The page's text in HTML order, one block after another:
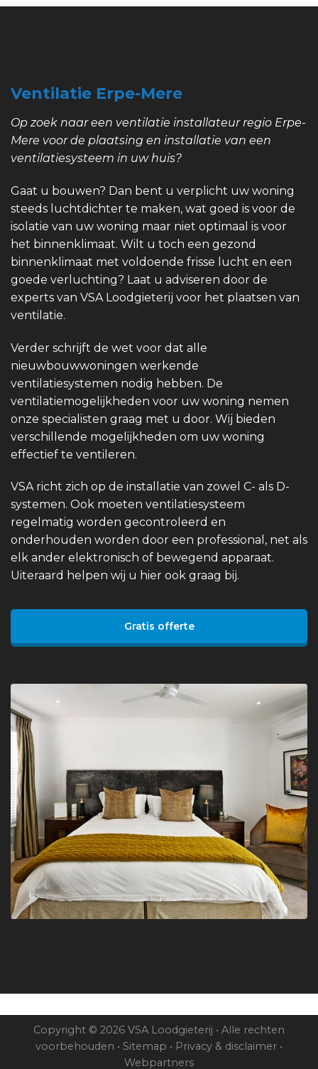
Ventilatie Erpe-Mere
Op zoek naar een ventilatie installateur regio Erpe-
Mere voor de plaatsing en installatie van een
ventilatiesysteem in uw huis?
Gaat u bouwen? Dan bent u verplicht uw woning
steeds luchtdichter te maken, wat goed is voor de
isolatie van uw woning maar niet optimaal is voor
het binnenklimaat. Wilt u toch een gezond
binnenklimaat met voldoende frisse lucht en een
goede verluchting? Laat u adviseren door de
experts van VSA Loodgieterij voor het plaatsen van
ventilatie.
Verder schrijft de wet voor dat alle
nieuwbouwwoningen werkende
ventilatiesystemen nodig hebben. De
ventilatiemogelijkheden voor uw woning nemen
onze specialisten graag met u door. Wij bieden
verschillende mogelijkheden om uw woning
effectief te ventileren.
VSA richt zich op de installatie van zowel C- als D-
systemen. Ook moeten ventilatiesysteem
regelmatig worden gecontroleerd en
onderhouden worden door een professional, net als
elk ander elektronisch of bewegend apparaat.
Uiteraard helpen wij u hier ook graag bij.
Gratis offerte
Copyright © 2026 VSA Loodgieterij • Alle rechten
voorbehouden • Sitemap • Privacy & disclaimer •
Webpartners